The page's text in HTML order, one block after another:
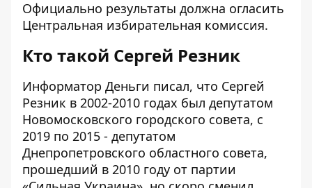
Официально результаты должна огласить
Центральная избирательная комиссия.
Кто такой Сергей Резник
Информатор Деньги писал, что Сергей
Резник в 2002-2010 годах был депутатом
Новомосковского городского совета, с
2019 по 2015 - депутатом
Днепропетровского областного совета,
прошедший в 2010 году от партии